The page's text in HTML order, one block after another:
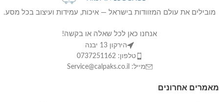
מובילים את עולם המזוודות בישראל — איכות, עמידות ועיצוב בכל מסע.
אנחנו כאן לכל שאלה או בקשה!
הירקון 13 יבנה
טלפון: 0737251162
מייל: Service@calpaks.co.il
מאמרים אחרונים